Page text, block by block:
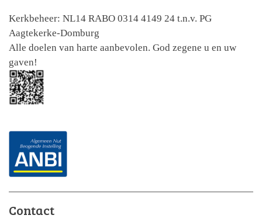
Kerkbeheer: NL14 RABO 0314 4149 24 t.n.v. PG
Aagtekerke-Domburg
Alle doelen van harte aanbevolen. God zegene u en uw
gaven!
Contact